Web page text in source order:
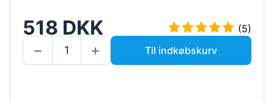
518 DKK
(5)
Til indkøbskurv